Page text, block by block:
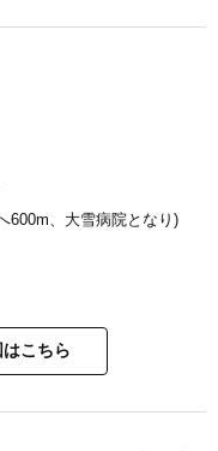
600m、大雪病院となり)
こちら